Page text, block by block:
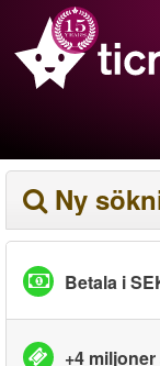
Ny
Betala i
+4